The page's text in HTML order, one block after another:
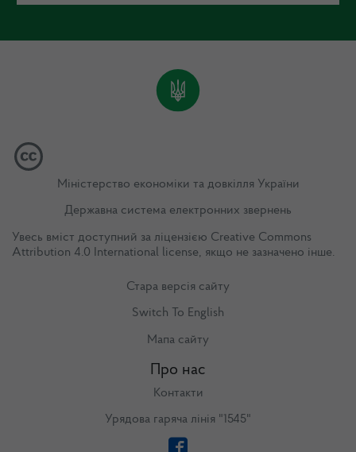
Міністерство економіки та довкілля України
Державна система електронних звернень
Увесь вміст доступний за ліцензією Creative Commons
Attribution 4.0 International license, якщо не зазначено інше.
Стара версія сайту
Switch To English
Мапа сайту
Про нас
Контакти
Урядова гаряча лінія "1545"